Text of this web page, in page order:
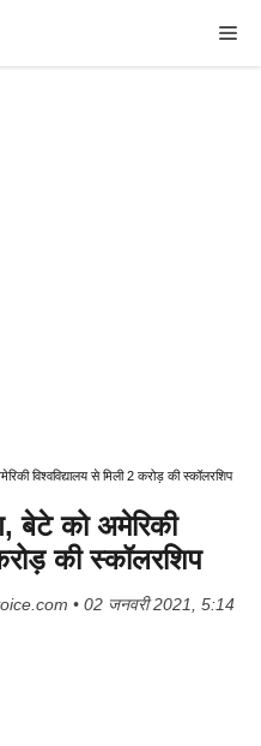
विश्वविद्यालय से मिली 2 करोड़ की स्कॉलरशिप
बेटे को अमेरिकी
की स्कॉलरशिप
• 02 जनवरी 2021, 5:14